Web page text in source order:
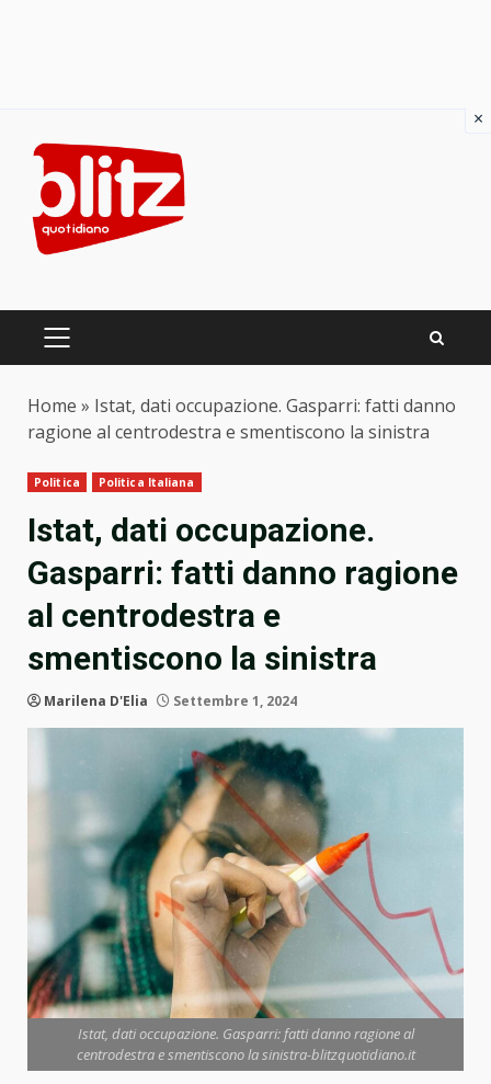
content
PRIMARY
Home » Istat, dati occupazione. Gasparri: fatti danno
ragione al centrodestra e smentiscono la sinistra
Politica Politica Italiana
Istat, dati occupazione.
Gasparri: fatti danno ragione
al centrodestra e
smentiscono la sinistra
Marilena D'Elia Settembre 1, 2024
Istat, dati occupazione. Gasparri: fatti danno ragione al
centrodestra e smentiscono la sinistra-blitzquotidiano.it
×